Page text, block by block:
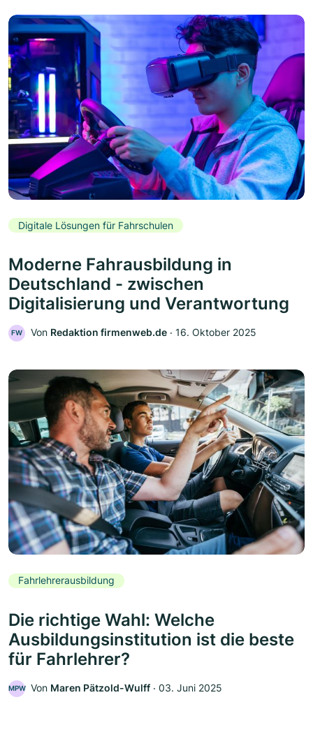
Digitale Lösungen für Fahrschulen
Moderne Fahrausbildung in
Deutschland - zwischen
Digitalisierung und Verantwortung
FW Von Redaktion firmenweb.de ‧ 16. Oktober 2025
Fahrlehrerausbildung
Die richtige Wahl: Welche
Ausbildungsinstitution ist die beste
für Fahrlehrer?
MPW Von Maren Pätzold-Wulff ‧ 03. Juni 2025